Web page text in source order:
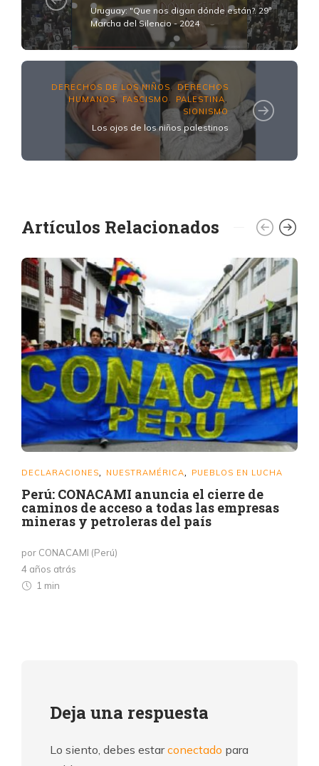
Uruguay: "Que nos digan dónde están?. 29ª
Marcha del Silencio - 2024
DERECHOS DE LOS NIÑOS, DERECHOS
HUMANOS, FASCISMO PALESTINA
SIONISMO
Los ojos de los niños palestinos
Artículos Relacionados
DECLARACIONES NUESTRAMÉRICA PUEBLOS EN LUCHA
Perú: CONACAMI anuncia el cierre de
caminos de acceso a todas las empresas
mineras y petroleras del país
por CONACAMI (Perú)
4 años atrás
1 min
Deja una respuesta
Lo siento, debes estarconectado para